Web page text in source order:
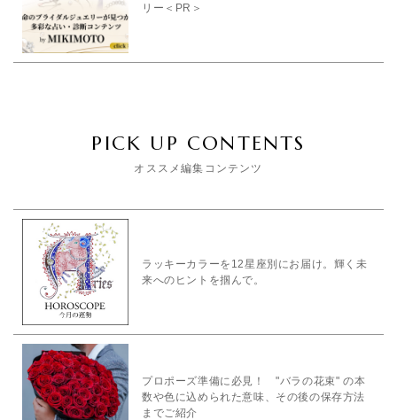
リー＜PR＞
PICK UP CONTENTS
オススメ編集コンテンツ
ラッキーカラーを12星座別にお届け。輝く未
来へのヒントを掴んで。
プロポーズ準備に必見！ "バラの花束" の本
数や色に込められた意味、その後の保存方法
までご紹介